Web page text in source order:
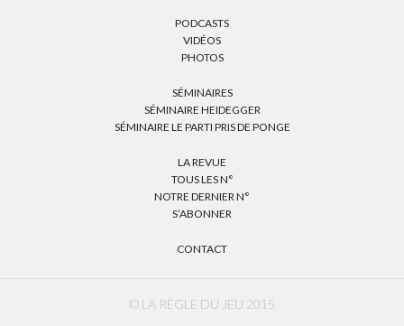
PODCASTS
VIDÉOS
PHOTOS
SÉMINAIRES
SÉMINAIRE HEIDEGGER
SÉMINAIRE LE PARTI PRIS DE PONGE
LA REVUE
TOUS LES N°
NOTRE DERNIER N°
S’ABONNER
CONTACT
© LA RÈGLE DU JEU 2015